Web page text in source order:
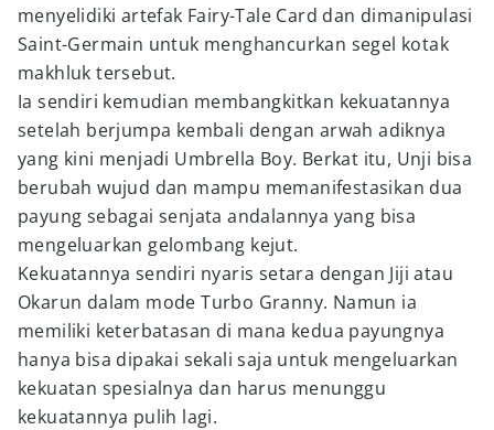
menyelidiki artefak Fairy-Tale Card dan dimanipulasi
Saint-Germain untuk menghancurkan segel kotak
makhluk tersebut.
Ia sendiri kemudian membangkitkan kekuatannya
setelah berjumpa kembali dengan arwah adiknya
yang kini menjadi Umbrella Boy. Berkat itu, Unji bisa
berubah wujud dan mampu memanifestasikan dua
payung sebagai senjata andalannya yang bisa
mengeluarkan gelombang kejut.
Kekuatannya sendiri nyaris setara dengan Jiji atau
Okarun dalam mode Turbo Granny. Namun ia
memiliki keterbatasan di mana kedua payungnya
hanya bisa dipakai sekali saja untuk mengeluarkan
kekuatan spesialnya dan harus menunggu
kekuatannya pulih lagi.